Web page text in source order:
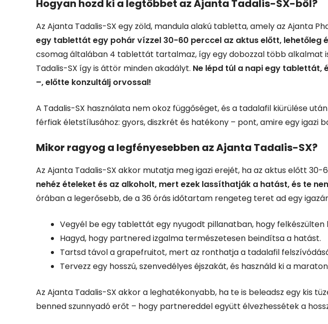
Hogyan hozd ki a legtöbbet az Ajanta Tadalis-SX-ből?
Az Ajanta Tadalis-SX egy zöld, mandula alakú tabletta, amely az Ajanta
egy tablettát egy pohár vízzel 30-60 perccel az aktus előtt, lehetőleg
csomag általában 4 tablettát tartalmaz, így egy dobozzal több alkalmat
Tadalis-SX így is áttör minden akadályt. Ne lépd túl a napi egy tablettát,
–, előtte konzultálj orvossal!
A Tadalis-SX használata nem okoz függőséget, és a tadalafil kiürülése
férfiak életstílusához: gyors, diszkrét és hatékony – pont, amire egy igazi
Mikor ragyog a legfényesebben az Ajanta Tadalis-SX?
Az Ajanta Tadalis-SX akkor mutatja meg igazi erejét, ha az aktus előtt
nehéz ételeket és az alkoholt, mert ezek lassíthatják a hatást, és te
órában a legerősebb, de a 36 órás időtartam rengeteg teret ad egy
Vegyél be egy tablettát egy nyugodt pillanatban, hogy felkészülten
Hagyd, hogy partnered izgalma természetesen beindítsa a hatást.
Tartsd távol a grapefruitot, mert az ronthatja a tadalafil
Tervezz egy hosszú, szenvedélyes éjszakát, és használd ki a
Az Ajanta Tadalis-SX akkor a leghatékonyabb, ha te is beleadsz egy kis
benned szunnyadó erőt – hogy partnereddel együtt élvezhessétek a